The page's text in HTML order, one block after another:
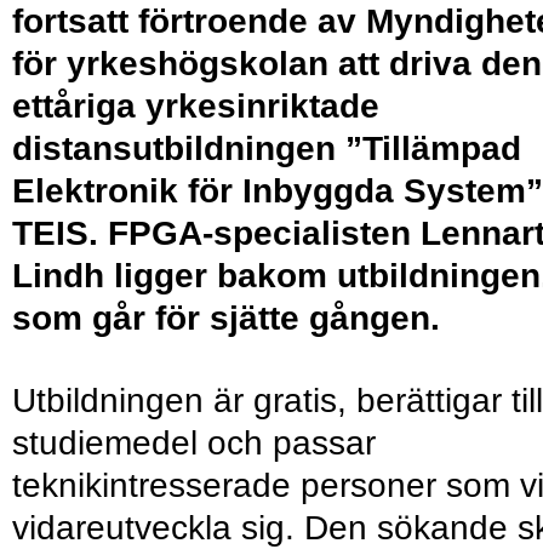
fortsatt förtroende av
för yrkeshögskolan att driva den
ettåriga yrkesinriktade
distansutbildningen ”Tillämpad
Elektronik för Inbyggda
TEIS. FPGA-specialisten
Lindh ligger bakom
som går för sjätte gången.
Utbildningen är gratis, berättigar till
studiemedel och passar
teknikintresserade personer som
vidareutveckla sig. Den sökande